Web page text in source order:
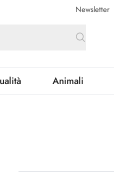
Newsletter
Animali